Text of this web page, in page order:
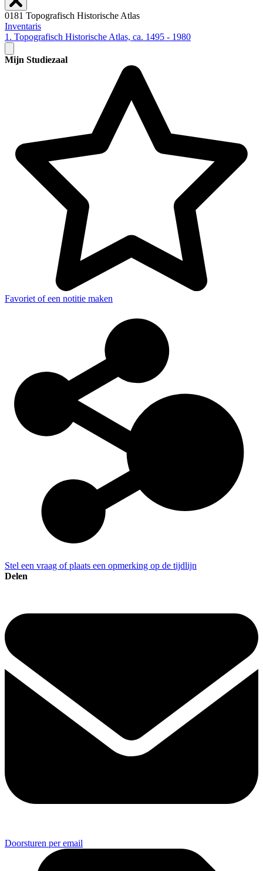
0181 Topografisch Historische Atlas
Inventaris
1. Topografisch Historische Atlas, ca. 1495 - 1980
Mijn Studiezaal
Favoriet of een notitie maken
Stel een vraag of plaats een opmerking op de tijdlijn
Delen
Doorsturen per email